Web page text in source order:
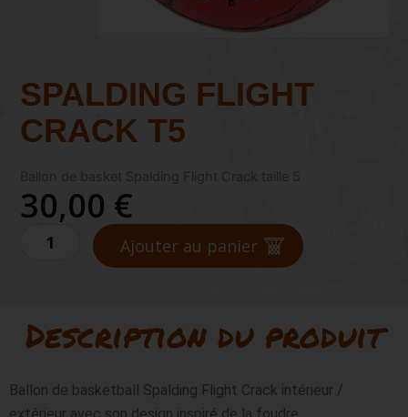
SPALDING FLIGHT
CRACK T5
30,00 €
T5
Ajouter au panier
Description du produit
Ballon de basketball Spalding Flight Crack intérieur /